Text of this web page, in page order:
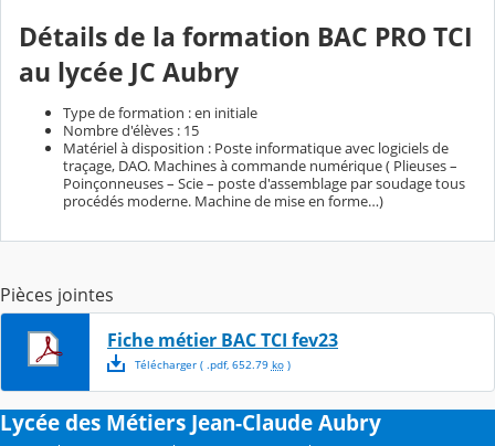
Détails de la formation BAC PRO TCI
au lycée JC Aubry
Type de formation : en initiale
Nombre d'élèves : 15
Matériel à disposition : Poste informatique avec logiciels de
traçage, DAO. Machines à commande numérique ( Plieuses –
Poinçonneuses – Scie – poste d'assemblage par soudage tous
procédés moderne. Machine de mise en forme…)
Pièces jointes
Fiche métier BAC TCI fev23
Télécharger( .pdf, 652.79 ko)
Lycée des Métiers Jean-Claude Aubry